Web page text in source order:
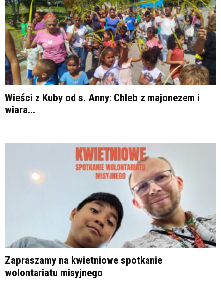
Wieści z Kuby od s. Anny: Chleb z majonezem i
wiara...
Zapraszamy na kwietniowe spotkanie
wolontariatu misyjnego